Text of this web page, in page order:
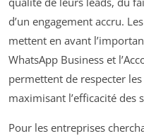
d’un engagement accru.
mettent en avant
WhatsApp Business et
permettent de respecter
maximisant l’efficacité des
Pour les entreprises